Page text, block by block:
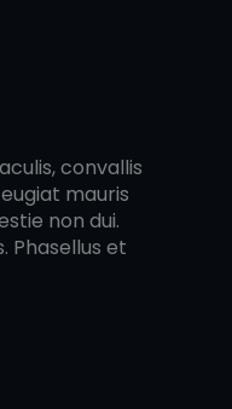
convallis
mauris
non dui.
Phasellus et